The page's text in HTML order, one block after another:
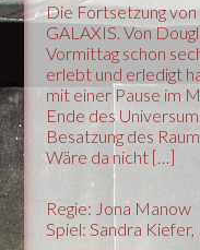
Die Fortsetzung
GALAXIS. Von
Vormittag schon
erlebt und erledigt
mit einer Pause im
Ende des
Besatzung des
Wäre da nicht […]
Regie: Jona Manow
Spiel: Sandra Kiefer,